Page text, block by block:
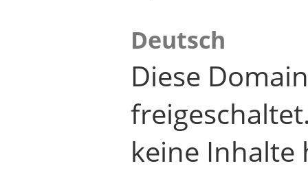
Deutsch
Diese
keine Inhalte